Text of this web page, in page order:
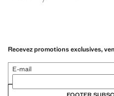
Recevez promotions exclusives,
E-mail